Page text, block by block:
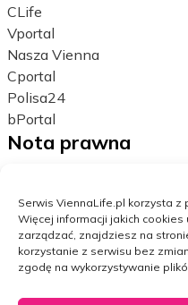
Serwis ViennaLife.pl korzysta z
Więcej informacji jakich cookies
zarządzać, znajdziesz na
korzystanie z serwisu bez
zgodę na wykorzystywanie
CLife
Vportal
Nasza Vienna
Cportal
Polisa24
bPortal
Nota prawna
Ustawienia cookies
Dane osobowe
Bezpieczeństwo w